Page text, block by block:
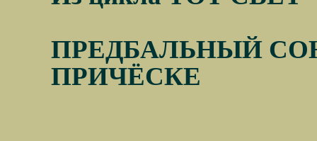
ПРЕДБАЛЬНЫЙ
ПРИЧЁСКЕ